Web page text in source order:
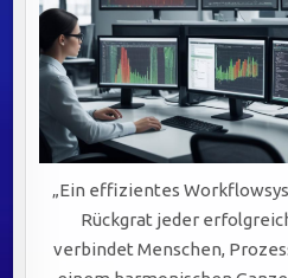
„Ein effizientes
Rückgrat jeder
verbindet Menschen,